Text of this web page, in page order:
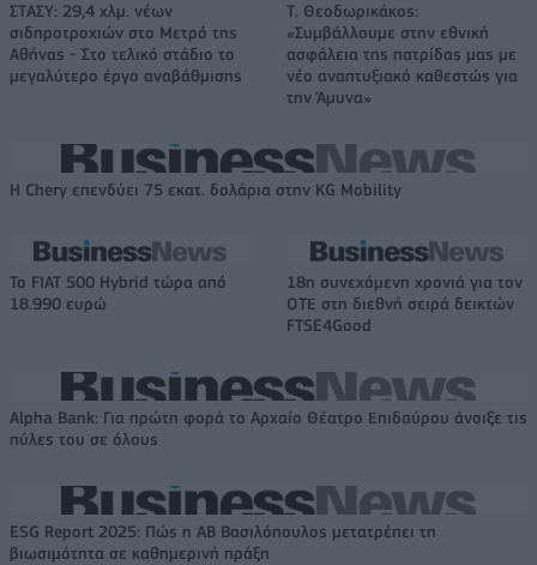
ΣΤΑΣΥ: 29,4 χλμ. νέων
σιδηροτροχιών στο Μετρό της
Αθήνας - Στο τελικό στάδιο το
μεγαλύτερο έργο αναβάθμισης
Τ. Θεοδωρικάκος:
«Συμβάλλουμε στην εθνική
ασφάλεια της πατρίδας μας με
νέο αναπτυξιακό καθεστώς για
την Άμυνα»
Η Chery επενδύει 75 εκατ. δολάρια στην KG Mobility
Το FIAT 500 Hybrid τώρα από
18.990 ευρώ
18η συνεχόμενη χρονιά για τον
ΟΤΕ στη διεθνή σειρά δεικτών
FTSE4Good
Alpha Bank: Για πρώτη φορά το Αρχαίο Θέατρο Επιδαύρου άνοιξε τις
πύλες του σε όλους
ESG Report 2025: Πώς η ΑΒ Βασιλόπουλος μετατρέπει τη
βιωσιμότητα σε καθημερινή πράξη